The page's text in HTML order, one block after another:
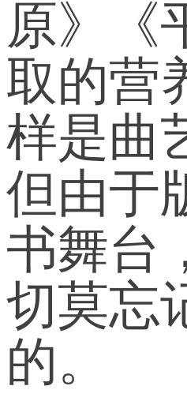
原》《
取的营
样是曲
但由于
书舞台
切莫忘
的。